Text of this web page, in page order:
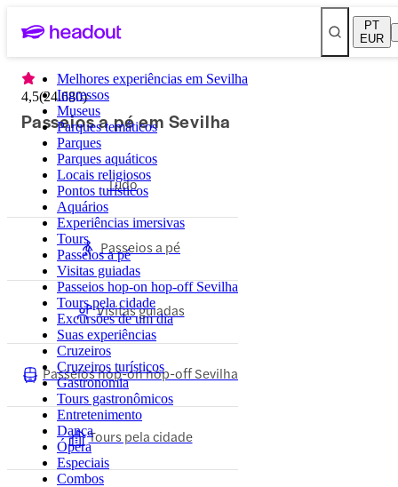
PT
EUR
Melhores experiências em Sevilha
Ingressos
Museus
Parques temáticos
Parques
Parques aquáticos
Locais religiosos
Pontos turísticos
Aquários
Experiências imersivas
Tours
Passeios a pé
Visitas guiadas
Passeios hop-on hop-off Sevilha
Tours pela cidade
Excursões de um dia
Suas experiências
Cruzeiros
Cruzeiros turísticos
Gastronomia
Tours gastronômicos
Entretenimento
Dança
Ópera
Especiais
Combos
4,5(24.680)
Passeios a pé em Sevilha
Tudo
Passeios a pé
Visitas guiadas
Passeios hop-on hop-off Sevilha
Tours pela cidade